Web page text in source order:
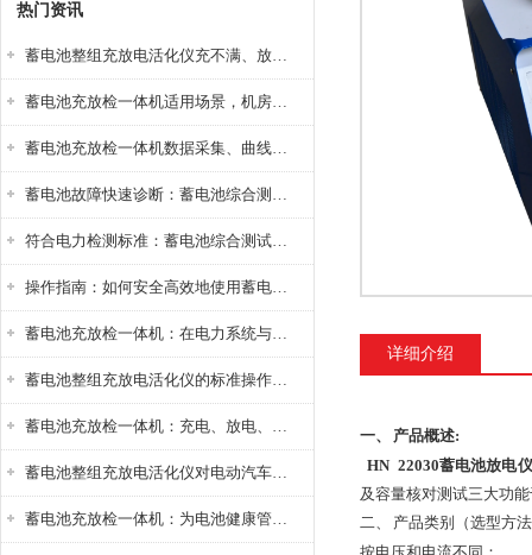
热门资讯
蓄电池整组充放电活化仪充不满、放不完怎么办？
蓄电池充放检一体机适用场景，机房基站变电站铅酸蓄电池维护检测应用
蓄电池充放检一体机数据采集、曲线分析与电池健康状态智能评估功能详解
蓄电池故障快速诊断：蓄电池综合测试仪判断落后电池的方法与标准
符合电力检测标准：蓄电池综合测试仪测试规范与精度校准方法详解
操作指南：如何安全高效地使用蓄电池智能活化仪？
蓄电池充放检一体机：在电力系统与储能设备中的创新应用，确保蓄电池性能与可靠性
蓄电池整组充放电活化仪的标准操作流程：从接线设置到充放电参数设定的安全规范
蓄电池充放检一体机：充电、放电、检测三功能集成设备
蓄电池整组充放电活化仪对电动汽车电池有帮助吗？
蓄电池充放检一体机：为电池健康管理提供一站式解决方案
详细介绍
一、 产品概述:
HN 22030蓄电池放电仪
及容量核对测试三大功
二、
产品类别（选型方